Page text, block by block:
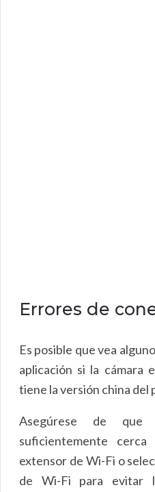
Errores de
Es posible que vea
aplicación si la cámara
tiene la versión china del
Asegúrese de
suficientemente
extensor de Wi-Fi o
de Wi-Fi para evitar